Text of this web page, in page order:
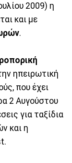
2009) η
και με
.
ηπειρωτική
που έχει
2 Αυγούστου
για ταξίδια
και η